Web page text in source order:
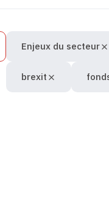
Enjeux du secteur
brexit